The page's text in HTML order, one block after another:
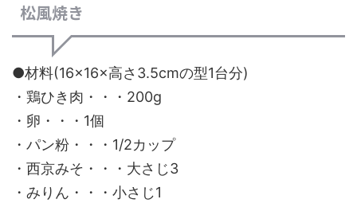
松風焼き
●材料(16×16×高さ3.5cmの型1台分)
・鶏ひき肉・・・200g
・卵・・・1個
・パン粉・・・1/2カップ
・西京みそ・・・大さじ3
・みりん・・・小さじ1